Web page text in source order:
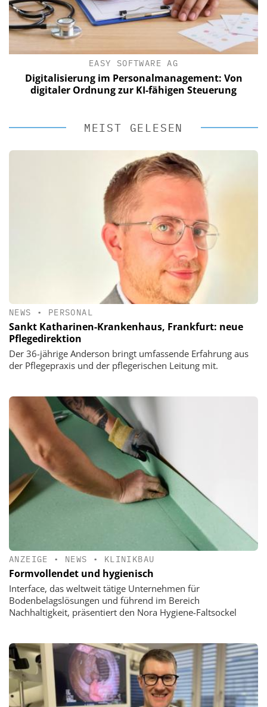
EASY SOFTWARE AG
Digitalisierung im Personalmanagement: Von
digitaler Ordnung zur KI-fähigen Steuerung
MEIST GELESEN
NEWS • PERSONAL
Sankt Katharinen-Krankenhaus, Frankfurt: neue
Pflegedirektion
Der 36-jährige Anderson bringt umfassende Erfahrung aus
der Pflegepraxis und der pflegerischen Leitung mit.
ANZEIGE • NEWS • KLINIKBAU
Formvollendet und hygienisch
Interface, das weltweit tätige Unternehmen für
Bodenbelagslösungen und führend im Bereich
Nachhaltigkeit, präsentiert den Nora Hygiene-Faltsockel